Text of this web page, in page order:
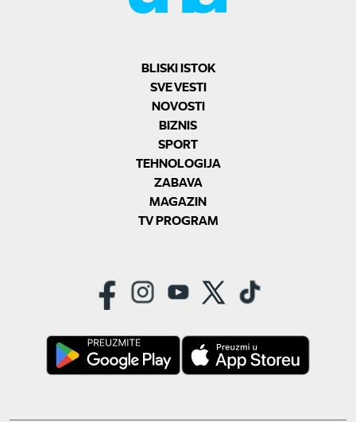
BLISKI ISTOK
SVE VESTI
NOVOSTI
BIZNIS
SPORT
TEHNOLOGIJA
ZABAVA
MAGAZIN
TV PROGRAM